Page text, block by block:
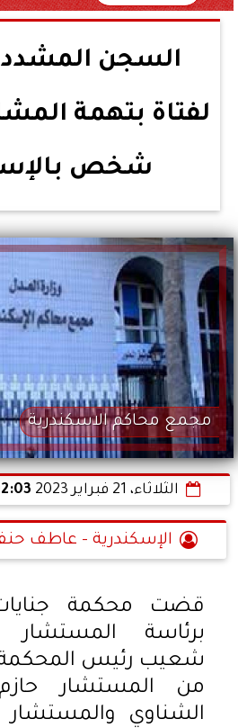
لفتاة بتهمة
شخص
مجمع محاكم الاسكندرية
الثلاثاء، 21 فبراير 2023 02:03
الإسكندرية - عاطف
قضت محكمة جنايات
برئاسة
شعيب رئيس
من المستشار
الشناوي والمستشار